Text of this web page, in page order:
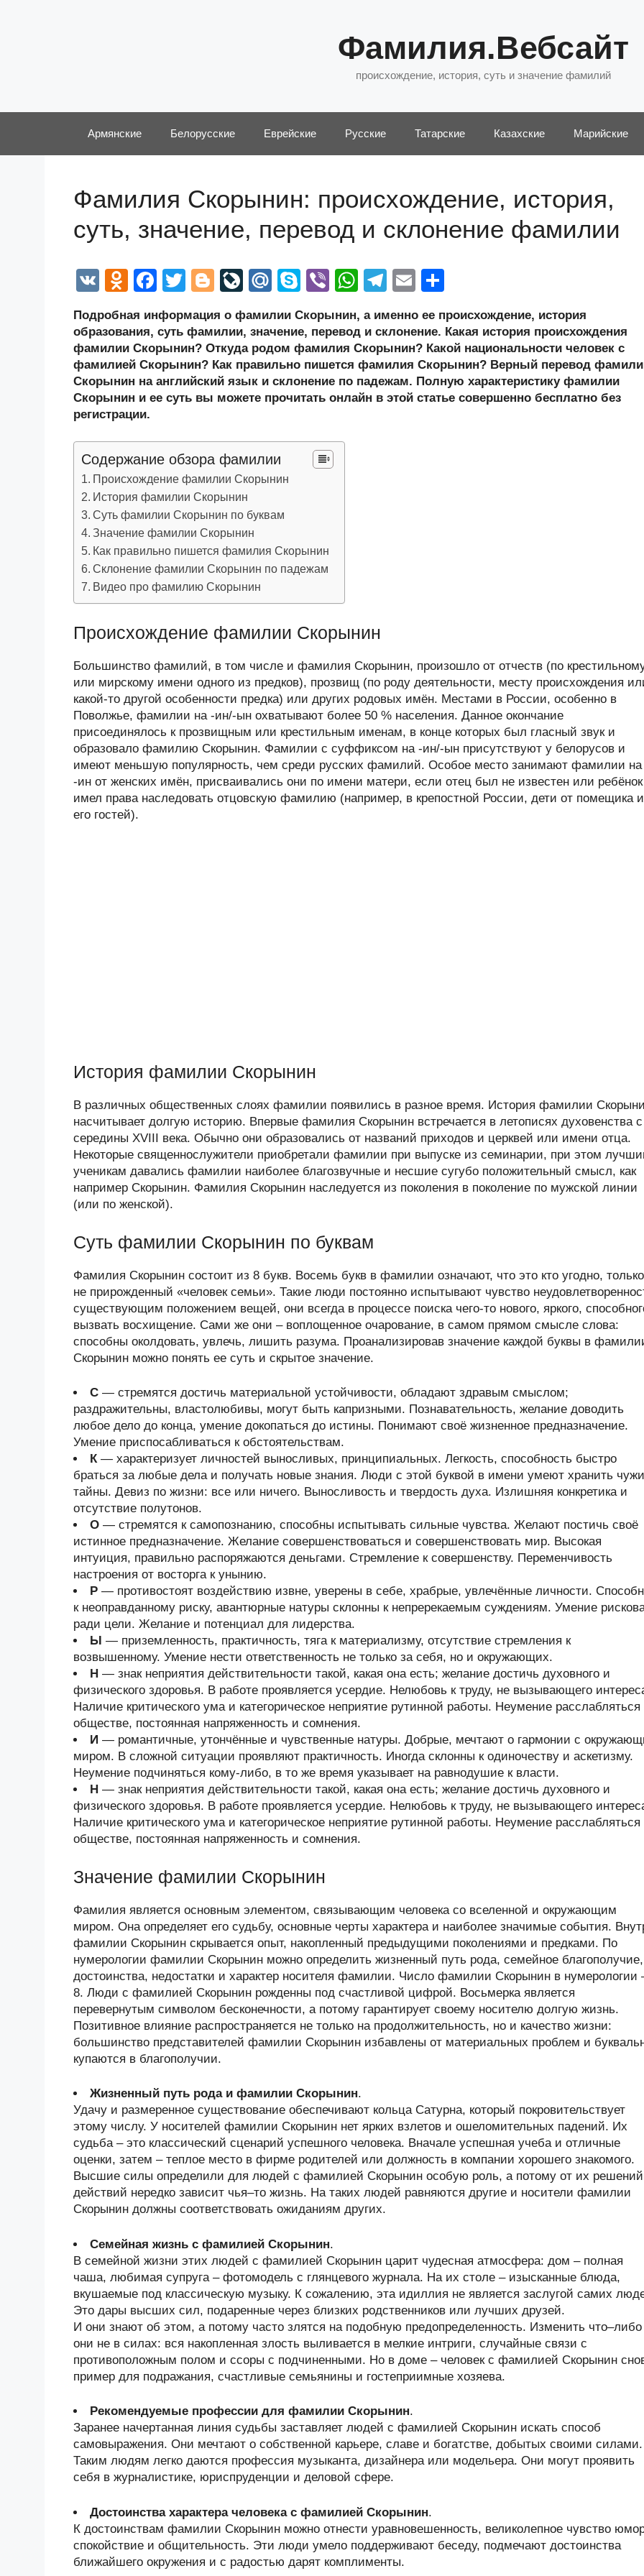
Фамилия.Вебсайт
происхождение, история, суть и значение фамилий
Армянские Белорусские Еврейские Русские Татарские Казахские Марийские
Фамилия Скорынин: происхождение, история,
суть, значение, перевод и склонение фамилии
V
O
n
o
kl
a
ss
ni
ki
F
c
e
b
o
k
T
tt
er
Bl
g
g
er
Li
e
J
o
ur
al
M
.R
u
S
p
e
Vi
er
W
at
s
A
p
T
e
gr
a
m
E
ail р
а
в
и
Подробная информация о фамилии Скорынин, а именно ее происхождение, история
образования, суть фамилии, значение, перевод и склонение. Какая история происхождения
фамилии Скорынин? Откуда родом фамилия Скорынин? Какой национальности человек с
фамилией Скорынин? Как правильно пишется фамилия Скорынин? Верный перевод
Скорынин на английский язык и склонение по падежам. Полную характеристику фамилии
Скорынин и ее суть вы можете прочитать онлайн в этой статье совершенно бесплатно без
регистрации.
Содержание обзора фамилии
Происхождение фамилии Скорынин
История фамилии Скорынин
Суть фамилии Скорынин по буквам
Значение фамилии Скорынин
Как правильно пишется фамилия Скорынин
Склонение фамилии Скорынин по падежам
Видео про фамилию Скорынин
Происхождение фамилии Скорынин
Большинство фамилий, в том числе и фамилия Скорынин, произошло от отчеств (по
или мирскому имени одного из предков), прозвищ (по роду деятельности, месту происхождения
какой-то другой особенности предка) или других родовых имён. Местами в России, особенно в
Поволжье, фамилии на -ин/-ын охватывают более 50 % населения. Данное окончание
присоединялось к прозвищным или крестильным именам, в конце которых был гласный звук и
образовало фамилию Скорынин. Фамилии с суффиксом на -ин/-ын присутствуют у белорусов и
имеют меньшую популярность, чем среди русских фамилий. Особое место занимают фамилии на
-ин от женских имён, присваивались они по имени матери, если отец был не известен или
имел права наследовать отцовскую фамилию (например, в крепостной России, дети от помещика
его гостей).
История фамилии Скорынин
В различных общественных слоях фамилии появились в разное время. История фамилии
насчитывает долгую историю. Впервые фамилия Скорынин встречается в летописях духовенства с
середины XVIII века. Обычно они образовались от названий приходов и церквей или имени отца.
Некоторые священнослужители приобретали фамилии при выпуске из семинарии, при этом
ученикам давались фамилии наиболее благозвучные и несшие сугубо положительный смысл, как
например Скорынин. Фамилия Скорынин наследуется из поколения в поколение по мужской линии
(или по женской).
Суть фамилии Скорынин по буквам
Фамилия Скорынин состоит из 8 букв. Восемь букв в фамилии означают, что это кто угодно, только
не прирожденный «человек семьи». Такие люди постоянно испытывают чувство
существующим положением вещей, они всегда в процессе поиска чего-то нового, яркого,
вызвать восхищение. Сами же они – воплощенное очарование, в самом прямом смысле слова:
способны околдовать, увлечь, лишить разума. Проанализировав значение каждой буквы в
Скорынин можно понять ее суть и скрытое значение.
С — стремятся достичь материальной устойчивости, обладают здравым смыслом;
раздражительны, властолюбивы, могут быть капризными. Познавательность, желание доводить
любое дело до конца, умение докопаться до истины. Понимают своё жизненное предназначение.
Умение приспосабливаться к обстоятельствам.
К— характеризует личностей выносливых, принципиальных. Легкость, способность быстро
браться за любые дела и получать новые знания. Люди с этой буквой в имени умеют хранить
тайны. Девиз по жизни: все или ничего. Выносливость и твердость духа. Излишняя конкретика и
отсутствие полутонов.
О — стремятся к самопознанию, способны испытывать сильные чувства. Желают постичь своё
истинное предназначение. Желание совершенствоваться и совершенствовать мир. Высокая
интуиция, правильно распоряжаются деньгами. Стремление к совершенству. Переменчивость
настроения от восторга к унынию.
Р — противостоят воздействию извне, уверены в себе, храбрые, увлечённые личности.
к неоправданному риску, авантюрные натуры склонны к непререкаемым суждениям. Умение
ради цели. Желание и потенциал для лидерства.
Ы — приземленность, практичность, тяга к материализму, отсутствие стремления к
возвышенному. Умение нести ответственность не только за себя, но и окружающих.
Н — знак неприятия действительности такой, какая она есть; желание достичь духовного и
физического здоровья. В работе проявляется усердие. Нелюбовь к труду, не вызывающего
Наличие критического ума и категорическое неприятие рутинной работы. Неумение расслабляться
обществе, постоянная напряженность и сомнения.
И — романтичные, утончённые и чувственные натуры. Добрые, мечтают о гармонии с
миром. В сложной ситуации проявляют практичность. Иногда склонны к одиночеству и аскетизму.
Неумение подчиняться кому-либо, в то же время указывает на равнодушие к власти.
Н — знак неприятия действительности такой, какая она есть; желание достичь духовного и
физического здоровья. В работе проявляется усердие. Нелюбовь к труду, не вызывающего
Наличие критического ума и категорическое неприятие рутинной работы. Неумение расслабляться
обществе, постоянная напряженность и сомнения.
Значение фамилии Скорынин
Фамилия является основным элементом, связывающим человека со вселенной и окружающим
миром. Она определяет его судьбу, основные черты характера и наиболее значимые события.
фамилии Скорынин скрывается опыт, накопленный предыдущими поколениями и предками. По
нумерологии фамилии Скорынин можно определить жизненный путь рода, семейное благополучие,
достоинства, недостатки и характер носителя фамилии. Число фамилии Скорынин в
8. Люди с фамилией Скорынин рожденны под счастливой цифрой. Восьмерка является
перевернутым символом бесконечности, а потому гарантирует своему носителю долгую жизнь.
Позитивное влияние распространяется не только на продолжительность, но и качество жизни:
большинство представителей фамилии Скорынин избавлены от материальных проблем и
купаются в благополучии.
Жизненный путь рода и фамилии Скорынин.
Удачу и размеренное существование обеспечивают кольца Сатурна, который покровительствует
этому числу. У носителей фамилии Скорынин нет ярких взлетов и ошеломительных падений. Их
судьба – это классический сценарий успешного человека. Вначале успешная учеба и отличные
оценки, затем – теплое место в фирме родителей или должность в компании хорошего знакомого.
Высшие силы определили для людей с фамилией Скорынин особую роль, а потому от их
действий нередко зависит чья–то жизнь. На таких людей равняются другие и носители фамилии
Скорынин должны соответствовать ожиданиям других.
Семейная жизнь с фамилией Скорынин.
В семейной жизни этих людей с фамилией Скорынин царит чудесная атмосфера: дом – полная
чаша, любимая супруга – фотомодель с глянцевого журнала. На их столе – изысканные блюда,
вкушаемые под классическую музыку. К сожалению, эта идиллия не является заслугой самих
Это дары высших сил, подаренные через близких родственников или лучших друзей.
И они знают об этом, а потому часто злятся на подобную предопределенность. Изменить что–либо
они не в силах: вся накопленная злость выливается в мелкие интриги, случайные связи с
противоположным полом и ссоры с подчиненными. Но в доме – человек с фамилией Скорынин
пример для подражания, счастливые семьянины и гостеприимные хозяева.
Рекомендуемые профессии для фамилии Скорынин.
Заранее начертанная линия судьбы заставляет людей с фамилией Скорынин искать способ
самовыражения. Они мечтают о собственной карьере, славе и богатстве, добытых своими силами.
Таким людям легко даются профессия музыканта, дизайнера или модельера. Они могут проявить
себя в журналистике, юриспруденции и деловой сфере.
Достоинства характера человека с фамилией Скорынин.
К достоинствам фамилии Скорынин можно отнести уравновешенность, великолепное чувство
спокойствие и общительность. Эти люди умело поддерживают беседу, подмечают достоинства
ближайшего окружения и с радостью дарят комплименты.